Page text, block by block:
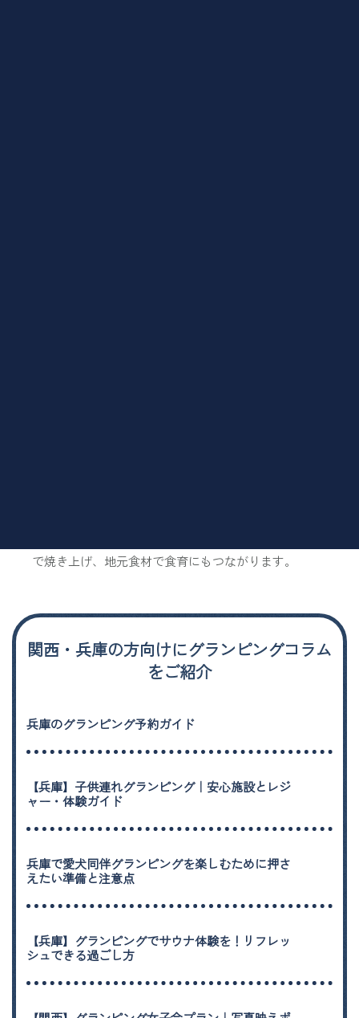
で焼き上げ、地元食材で食育にもつながります。
関西・兵庫の方向けにグランピングコラム
をご紹介
兵庫のグランピング予約ガイド
【兵庫】子供連れグランピング｜安心施設とレジ
ャー・体験ガイド
兵庫で愛犬同伴グランピングを楽しむために押さ
えたい準備と注意点
【兵庫】グランピングでサウナ体験を！リフレッ
シュできる過ごし方